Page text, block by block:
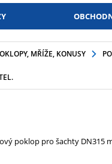
MŘÍŽE, KONUSY
poklop pro šachty DN315